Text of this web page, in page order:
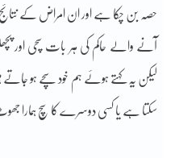
حصہ بن چکا ہے اور ان امراض کے
آنے والے حاکم کی ہر بات سچی اور
لیکن یہ کہتے ہوئے ہم خود سچے ہو
سکتا ہے یا کسی دوسرے کا سچ ہمارا